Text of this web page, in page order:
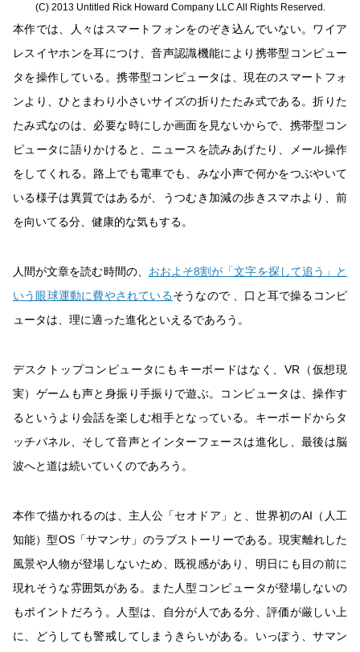
(C) 2013 Untitled Rick Howard Company LLC All Rights Reserved.
本作では、人々はスマートフォンをのぞき込んでいない。ワイア
レスイヤホンを耳につけ、音声認識機能により携帯型コンピュー
タを操作している。携帯型コンピュータは、現在のスマートフォ
ンより、ひとまわり小さいサイズの折りたたみ式である。折りた
たみ式なのは、必要な時にしか画面を見ないからで、携帯型コン
ピュータに語りかけると、ニュースを読みあげたり、メール操作
をしてくれる。路上でも電車でも、みな小声で何かをつぶやいて
いる様子は異質ではあるが、うつむき加減の歩きスマホより、前
を向いてる分、健康的な気もする。
人間が文章を読む時間の、 おおよそ8割が「文字を探して追う」と
いう眼球運動に費やされているそうなので 、口と耳で操るコンピ
ュータは、理に適った進化といえるであろう。
デスクトップコンピュータにもキーボードはなく、VR（仮想現
実）ゲームも声と身振り手振りで遊ぶ。コンピュータは、操作す
るというより会話を楽しむ相手となっている。キーボードからタ
ッチパネル、そして音声とインターフェースは進化し、最後は脳
波へと道は続いていくのであろう。
本作で描かれるのは、主人公「セオドア」と、世界初のAI（人工
知能）型OS「サマンサ」のラブストーリーである。現実離れした
風景や人物が登場しないため、既視感があり、明日にも目の前に
現れそうな雰囲気がある。また人型コンピュータが登場しないの
もポイントだろう。人型は、自分が人である分、評価が厳しい上
に、どうしても警戒してしまうきらいがある。いっぽう、サマン